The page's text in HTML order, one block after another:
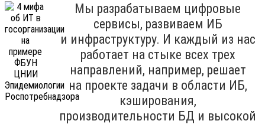
Мы разрабатываем цифровые
сервисы, развиваем ИБ
и инфраструктуру. И каждый из нас
работает на стыке всех трех
направлений, например, решает
на проекте задачи в области ИБ,
кэширования,
производительности БД и высокой